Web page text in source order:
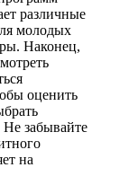
различные
молодых
Наконец,
оценить
забывайте
на